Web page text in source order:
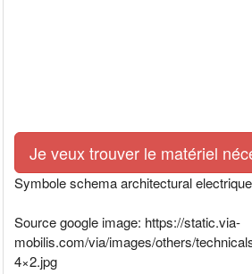
Je veux trouver le matériel
Symbole schema architectural electrique
Source google image: https://static.via-
mobilis.com/via/images/others/
4×2.jpg